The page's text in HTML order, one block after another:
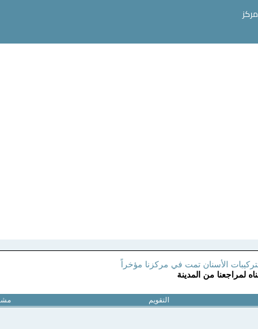
الأسنان تمت في مركزنا مؤخراً
لمراجعنا من المدينة
التقويم